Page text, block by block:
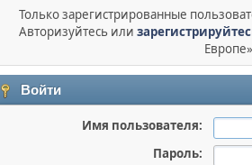
Только зарегистрированные
Авторизуйтесь или
Войти
Имя пользователя:
Пароль: